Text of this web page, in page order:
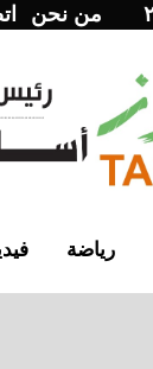
من نحن
رياضة